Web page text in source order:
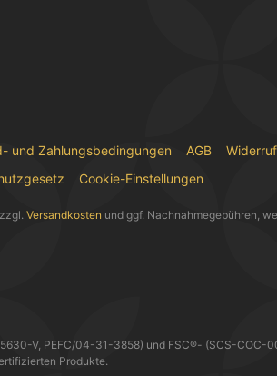
und Zahlungsbedingungen AGB
Cookie-Einstellungen
Versandkosten und ggf. Nachnahmegebühren,
V, PEFC/04-31-3858) und FSC®- (SCS-
Produkte.